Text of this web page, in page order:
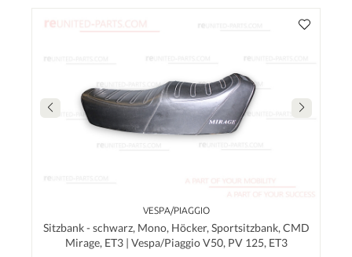
VESPA/PIAGGIO
Sitzbank - schwarz, Mono, Höcker, Sportsitzbank, CMD
Mirage, ET3 | Vespa/Piaggio V50, PV 125, ET3